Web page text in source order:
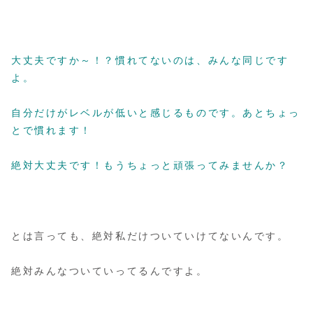
大丈夫ですか～！？慣れてないのは、みんな同じです
よ。
自分だけがレベルが低いと感じるものです。あとちょっ
とで慣れます！
絶対大丈夫です！もうちょっと頑張ってみませんか？
とは言っても、絶対私だけついていけてないんです。
絶対みんなついていってるんですよ。